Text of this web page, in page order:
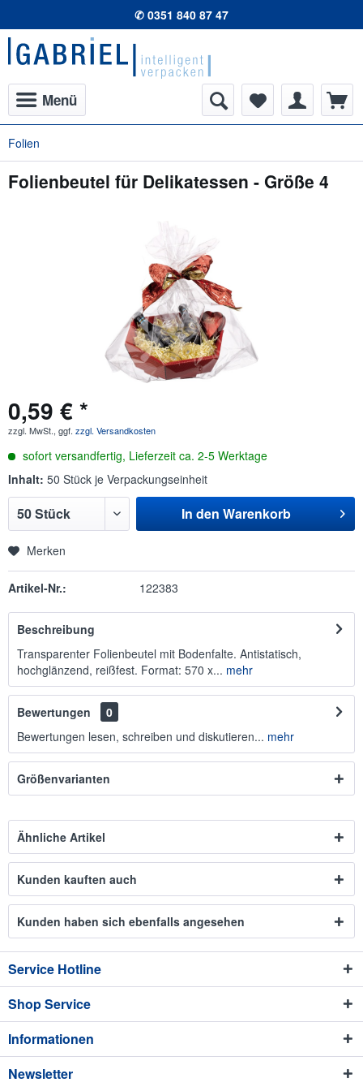
✆ 0351 840 87 47
Menü
Folien
Folienbeutel für Delikatessen - Größe 4
0,59 € *
zzgl. MwSt., ggf. zzgl. Versandkosten
sofort versandfertig, Lieferzeit ca. 2-5 Werktage
Inhalt: 50 Stück je Verpackungseinheit
In den Warenkorb
Merken
Artikel-Nr.: 122383
Beschreibung
Transparenter Folienbeutel mit Bodenfalte. Antistatisch,
hochglänzend, reißfest. Format: 570 x... mehr
Bewertungen
0
Bewertungen lesen, schreiben und diskutieren... mehr
Größenvarianten
Ähnliche Artikel
Kunden kauften auch
Kunden haben sich ebenfalls angesehen
Service Hotline
Shop Service
Informationen
Newsletter